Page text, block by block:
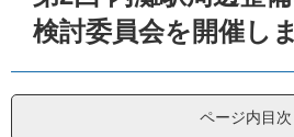
検討委員会を開催し
ページ内目次